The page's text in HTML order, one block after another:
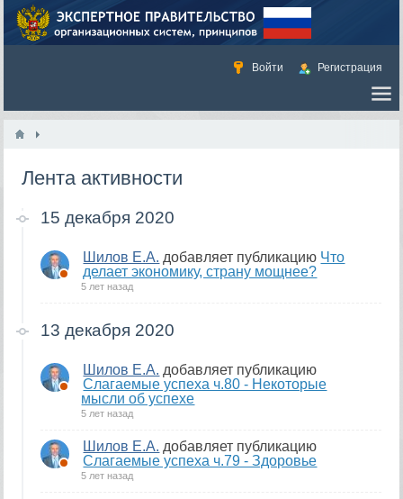
Войти Регистрация
Лента активности
15 декабря 2020
Шилов Е.А. добавляет публикацию Что
делает экономику, страну мощнее?
5 лет назад
13 декабря 2020
Шилов Е.А. добавляет публикацию
Слагаемые успеха ч.80 - Некоторые
мысли об успехе
5 лет назад
Шилов Е.А. добавляет публикацию
Слагаемые успеха ч.79 - Здоровье
5 лет назад